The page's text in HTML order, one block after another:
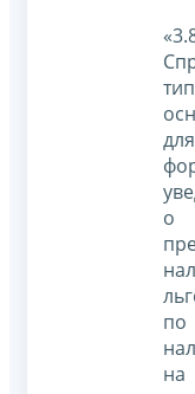
для
о
по
на